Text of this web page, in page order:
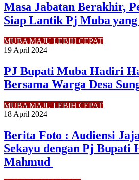
Masa Jabatan Berakhir,
Siap Lantik Pj Muba
MUBA MAJU LEBIH CEPAT
19 April 2024
PJ Bupati Muba Hadiri
Bersama Warga Desa
MUBA MAJU LEBIH CEPAT
18 April 2024
Berita Foto : Audiensi
Sekayu dengan Pj Bupati
Mahmud